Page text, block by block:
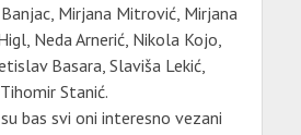
Mirjana Mitrović, Mirjana
Neda Arnerić, Nikola Kojo,
Basara, Slaviša Lekić,
Stanić.
bas svi oni interesno vezani